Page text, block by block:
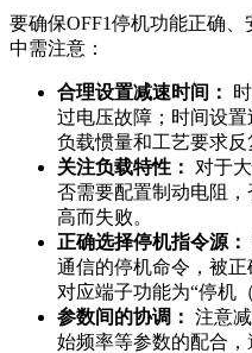
要确保OFF1停机功能正确
中需注意：
合理设置减速时间：
过电压故障；时间设
负载惯量和工艺要求反
关注负载特性：
对于
否需要配置制动电阻
高而失败。
正确选择停机指令源：
通信的停机命令，被
对应端子功能为“停机
参数间的协调： 注意
始频率等参数的配合，